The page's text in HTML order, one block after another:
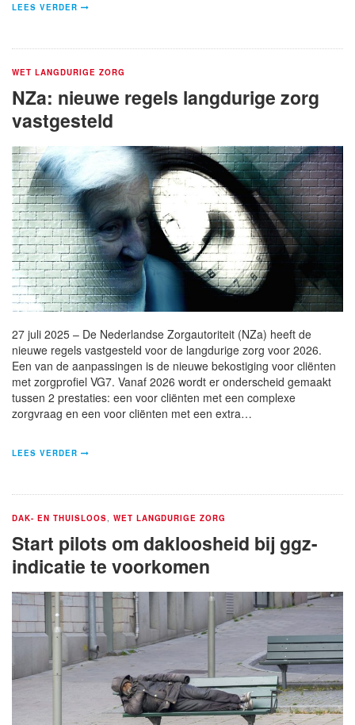
LEES VERDER
WET LANGDURIGE ZORG
NZa: nieuwe regels langdurige zorg
vastgesteld
27 juli 2025 – De Nederlandse Zorgautoriteit (NZa) heeft de
nieuwe regels vastgesteld voor de langdurige zorg voor 2026.
Een van de aanpassingen is de nieuwe bekostiging voor cliënten
met zorgprofiel VG7. Vanaf 2026 wordt er onderscheid gemaakt
tussen 2 prestaties: een voor cliënten met een complexe
zorgvraag en een voor cliënten met een extra…
LEES VERDER
DAK- EN THUISLOOS WET LANGDURIGE ZORG
Start pilots om dakloosheid bij ggz-
indicatie te voorkomen